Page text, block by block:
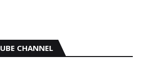
CHANNEL